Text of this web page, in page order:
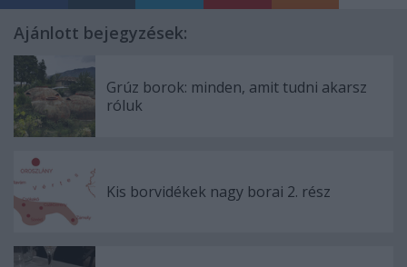
Ajánlott bejegyzések:
Grúz borok: minden, amit tudni akarsz
róluk
Kis borvidékek nagy borai 2. rész